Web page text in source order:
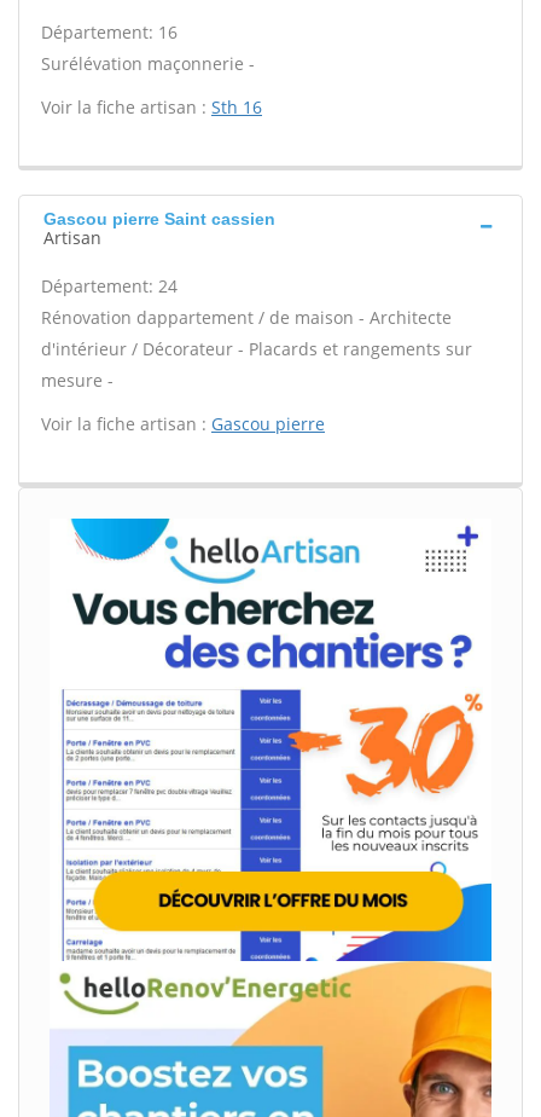
Département: 16
Surélévation maçonnerie -
Voir la fiche artisan : Sth 16
Gascou pierre Saint cassien
Artisan
Département: 24
Rénovation dappartement / de maison - Architecte
d'intérieur / Décorateur - Placards et rangements sur
mesure -
Voir la fiche artisan : Gascou pierre